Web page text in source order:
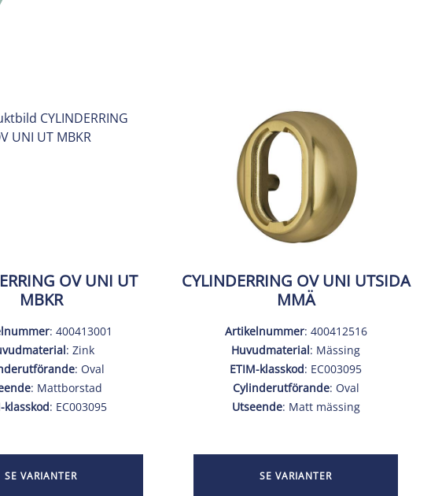
OV UNI UT
MBKR
: 400413001
: Zink
: Oval
: Mattborstad
klasskod: EC003095
SE VARIANTER
CYLINDERRING OV UNI UTSIDA
MMÄ
Artikelnummer: 400412516
Huvudmaterial: Mässing
ETIM-klasskod: EC003095
Cylinderutförande: Oval
Utseende: Matt mässing
SE VARIANTER